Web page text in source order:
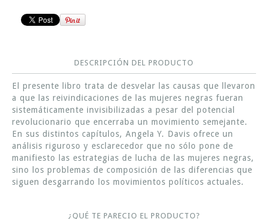
DESCRIPCIÓN DEL PRODUCTO
El presente libro trata de desvelar las causas que llevaron
a que las reivindicaciones de las mujeres negras fueran
sistemáticamente invisibilizadas a pesar del potencial
revolucionario que encerraba un movimiento semejante.
En sus distintos capítulos, Angela Y. Davis ofrece un
análisis riguroso y esclarecedor que no sólo pone de
manifiesto las estrategias de lucha de las mujeres negras,
sino los problemas de composición de las diferencias que
siguen desgarrando los movimientos políticos actuales.
¿QUÉ TE PARECIO EL PRODUCTO?